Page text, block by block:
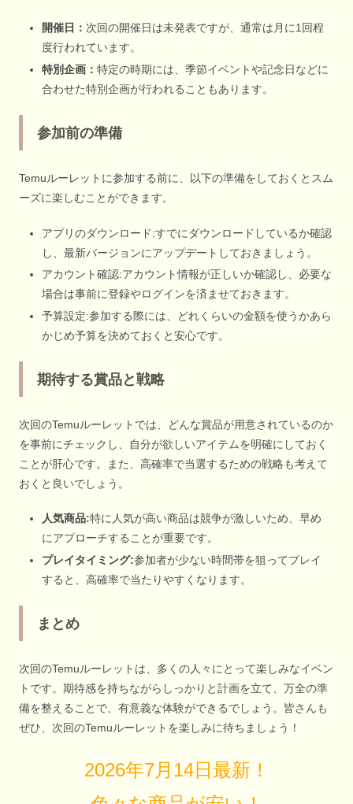
開催日： 次回の開催日は未発表ですが、通常は月に1回程
度行われています。
特別企画： 特定の時期には、季節イベントや記念日などに
合わせた特別企画が行われることもあります。
参加前の準備
Temuルーレットに参加する前に、以下の準備をしておくとスム
ーズに楽しむことができます。
アプリのダウンロード:すでにダウンロードしているか確認
し、最新バージョンにアップデートしておきましょう。
アカウント確認:アカウント情報が正しいか確認し、必要な
場合は事前に登録やログインを済ませておきます。
予算設定:参加する際には、どれくらいの金額を使うかあら
かじめ予算を決めておくと安心です。
期待する賞品と戦略
次回のTemuルーレットでは、どんな賞品が用意されているのか
を事前にチェックし、自分が欲しいアイテムを明確にしておく
ことが肝心です。また、高確率で当選するための戦略も考えて
おくと良いでしょう。
人気商品:特に人気が高い商品は競争が激しいため、早め
にアプローチすることが重要です。
プレイタイミング:参加者が少ない時間帯を狙ってプレイ
すると、高確率で当たりやすくなります。
まとめ
次回のTemuルーレットは、多くの人々にとって楽しみなイベン
トです。期待感を持ちながらしっかりと計画を立て、万全の準
備を整えることで、有意義な体験ができるでしょう。皆さんも
ぜひ、次回のTemuルーレットを楽しみに待ちましょう！
2026年7月14日最新！